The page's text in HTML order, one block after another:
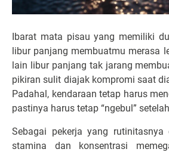
Ibarat mata pisau yang memiliki
libur panjang membuatmu merasa
lain libur panjang tak jarang
pikiran sulit diajak kompromi saat
Padahal, kendaraan tetap harus
pastinya harus tetap “ngebul”
Sebagai pekerja yang
stamina dan konsentrasi